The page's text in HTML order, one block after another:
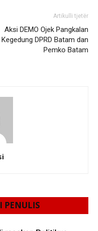
Artikulli tjetër
Aksi DEMO Ojek Pangkalan
Kegedung DPRD Batam dan
Pemko Batam
PENULIS